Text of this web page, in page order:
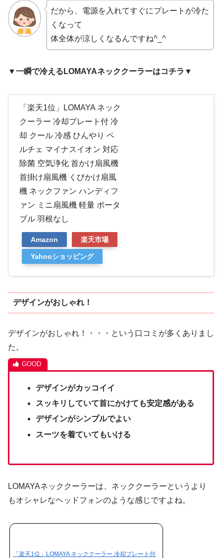
だから、電源を入れてすぐにプレートが冷た
くなって
体全体が涼しくなるんですね^_^
▼一瞬で冷えるLOMAYAネッククーラーはコチラ▼
「楽天1位」LOMAYA ネック
クーラー 冷却プレート付 冷
却 クール 冷感 ひんやり ペ
ルチェ マイナスイオン 対応
除菌 空気浄化 首かけ扇風機
首掛け扇風機 くびかけ扇風
機 ネックファン ハンディフ
ァン ミニ扇風機 軽量 ポータ
ブル 羽根なし
Amazon 楽天市場
Yahooショッピング
デザインがおしゃれ！
デザインがおしゃれ！・・・という口コミが多くありまし
た。
デザインがカッコイイ
スッキリしていて首にかけても安定感がある
デザインがシンプルでよい
スーツを着ていてもいける
LOMAYAネッククーラーは、ネッククーラーというより
もオシャレなヘッドフォンのような感じですよね。
「楽天1位」LOMAYA ネッククーラー 冷却プレート付